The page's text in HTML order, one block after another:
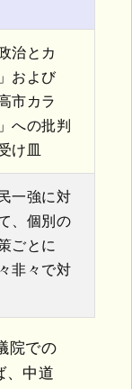
政治とカ
および
高市カラ
への批判
け皿
一強に対
、個別の
ごとに
非々で対
院での
、中道